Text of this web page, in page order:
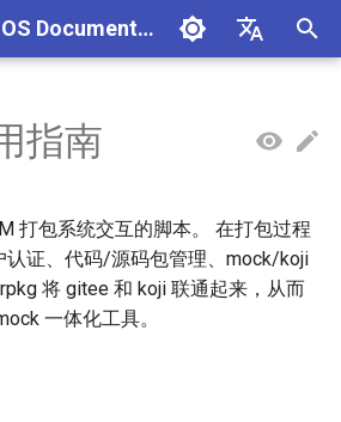
OpenCloudOS Documentation
English
绍
说明
说明
说明
OCS23 Loongarch64 版本
行说明
档
基础配置
系统管理
用
安装启动指南
系统管理指南
Commercial Software
Adaptation
OpenSouce Software
Adaptation
对方案
提取用例
导入用例
新增集群
执行任务
guide
本贡献
指南
打包系统交互的脚本。 在打包过程
证、代码/源码包管理、mock/koji
将 gitee 和 koji 联通起来，从而
一体化工具。